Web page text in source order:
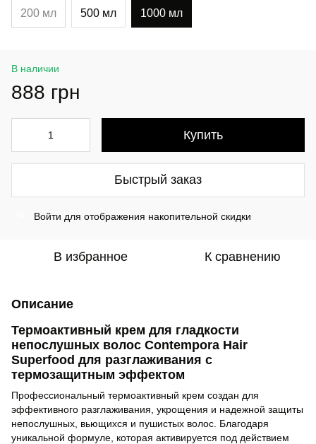
200 мл 500 мл 1000 мл
В наличии
888 грн
Купить
Быстрый заказ
Войти для отображения накопительной скидки
В избранное К сравнению
Описание
Термоактивный крем для гладкости
непослушных волос Contempora Hair
Superfood для разглаживания с
термозащитным эффектом
Профессиональный термоактивный крем создан для
эффективного разглаживания, укрощения и надежной защиты
непослушных, вьющихся и пушистых волос. Благодаря
уникальной формуле, которая активируется под действием